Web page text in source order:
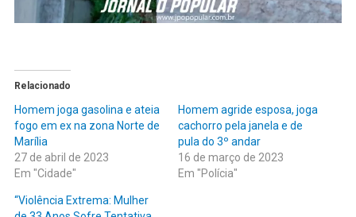
Relacionado
Homem joga gasolina e ateia
fogo em ex na zona Norte de
Marília
27 de abril de 2023
Em "Cidade"
Homem agride esposa, joga
cachorro pela janela e de
pula do 3º andar
16 de março de 2023
Em "Polícia"
“Violência Extrema: Mulher